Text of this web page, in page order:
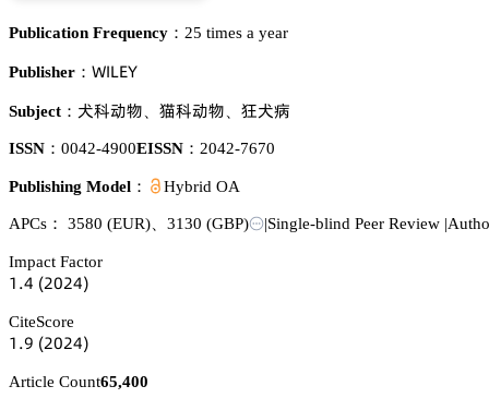
Publication Frequency： 25 times a year
Publisher： 遙喊欄乊巨
Subject： 樍涛鿞醑 䀣涛鿞醑 酊樍緺
ISSN： 0042-4900EISSN： 2042-7670
Publishing Model： Hybrid OA
APCs： 3580 (EUR) 3130 (GBP) |Single-blind Peer Review |
Impact Factor
声.鋺 (缗蔡缗鋺)
CiteScore
声.䟕 (缗蔡缗鋺)
Article Count65,400